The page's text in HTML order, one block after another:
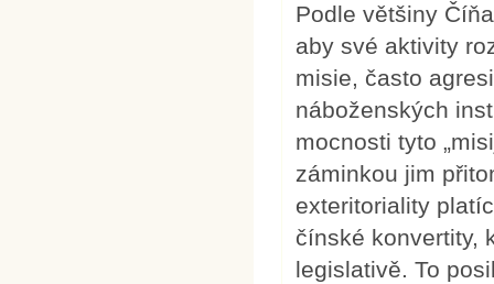
Podle většiny
aby své aktivity
misie, často
náboženských
mocnosti tyto
záminkou jim
exteritoriality
čínské konvertity,
legislativě. To